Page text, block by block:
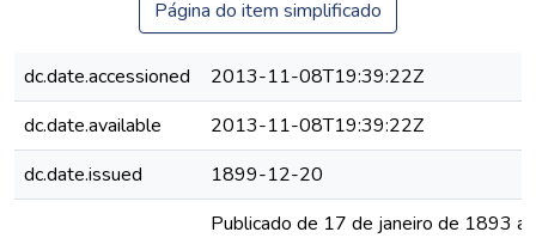
Página do item simplificado
dc.date.accessioned
2013-11-08T19:39:22Z
dc.date.available
2013-11-08T19:39:22Z
dc.date.issued
1899-12-20
Publicado de 17 de janeiro de 1893 a